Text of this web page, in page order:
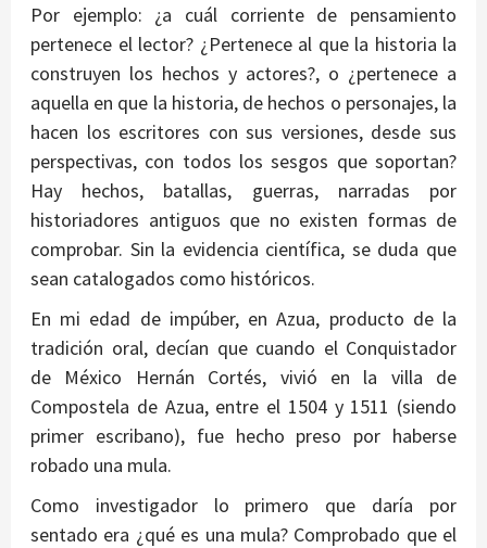
Por ejemplo: ¿a cuál corriente de pensamiento
pertenece el lector? ¿Pertenece al que la historia la
construyen los hechos y actores?, o ¿pertenece a
aquella en que la historia, de hechos o personajes, la
hacen los escritores con sus versiones, desde sus
perspectivas, con todos los sesgos que soportan?
Hay hechos, batallas, guerras, narradas por
historiadores antiguos que no existen formas de
comprobar. Sin la evidencia científica, se duda que
sean catalogados como históricos.
En mi edad de impúber, en Azua, producto de la
tradición oral, decían que cuando el Conquistador
de México Hernán Cortés, vivió en la villa de
Compostela de Azua, entre el 1504 y 1511 (siendo
primer escribano), fue hecho preso por haberse
robado una mula.
Como investigador lo primero que daría por
sentado era ¿qué es una mula? Comprobado que el